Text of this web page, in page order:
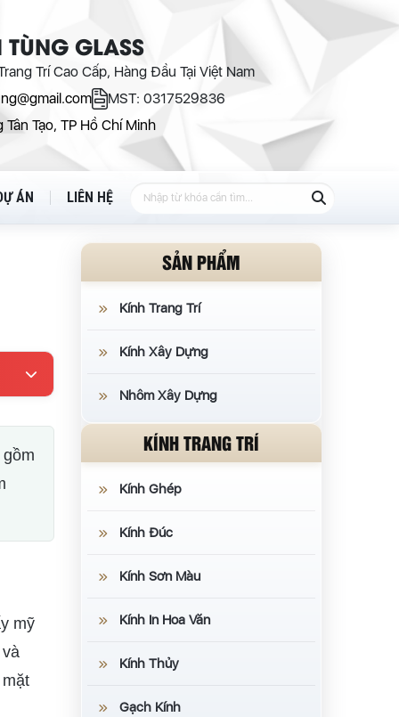
GLASS
Trí Cao Cấp, Hàng Đầu Tại Việt Nam
MST: 0317529836
Tạo, TP Hồ Chí Minh
ÁN LIÊN HỆ
mỹ
SẢN PHẨM
Kính Trang Trí
Kính Xây Dựng
Nhôm Xây Dựng
KÍNH TRANG TRÍ
Kính Ghép
Kính Đúc
Kính Sơn Màu
Kính In Hoa Văn
Kính Thủy
Gạch Kính